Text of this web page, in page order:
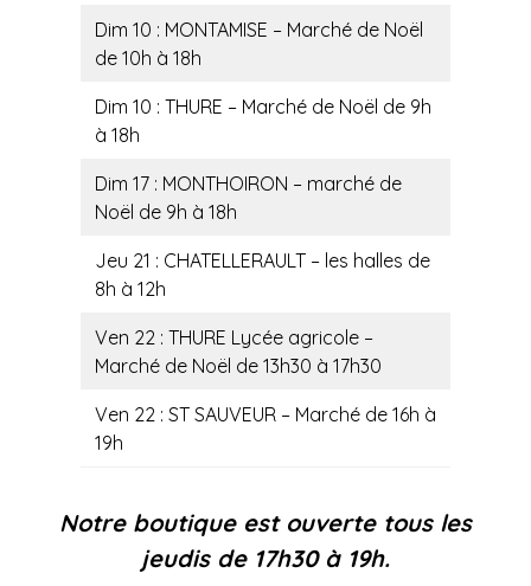
Dim 10 : MONTAMISE – Marché de Noël
de 10h à 18h
Dim 10 : THURE – Marché de Noël de 9h
à 18h
Dim 17 : MONTHOIRON – marché de
Noël de 9h à 18h
Jeu 21 : CHATELLERAULT – les halles de
8h à 12h
Ven 22 : THURE Lycée agricole –
Marché de Noël de 13h30 à 17h30
Ven 22 : ST SAUVEUR – Marché de 16h à
19h
Notre boutique est ouverte tous les
jeudis de 17h30 à 19h.